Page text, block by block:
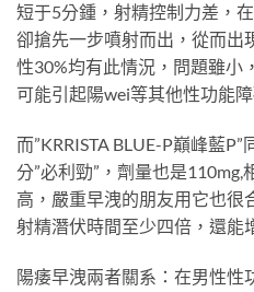
短于5分鍾，射精控制力差，
卻搶先一步噴射而出，從而出
性30%均有此情況，問題雖小
可能引起陽wei等其他性功能障
而”KRRISTA BLUE-P巔峰藍
分”必利勁”，劑量也是
高，嚴重早洩的朋友用它也很
射精潛伏時間至少四倍，還能
陽痿早洩兩者關系：在男性性